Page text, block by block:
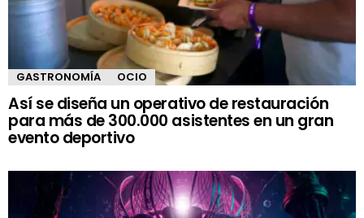
GASTRONOMÍA OCIO
Así se diseña un operativo de restauración
para más de 300.000 asistentes en un gran
evento deportivo